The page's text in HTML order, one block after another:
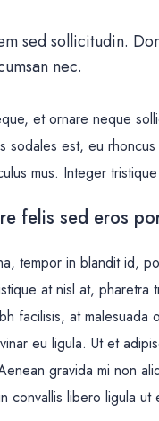
sed sollicitudin.
nec.
et ornare neque
sodales est, eu
mus. Integer
felis sed eros
tempor in blandit id,
at nisl at, pharetra
facilisis, at
eu ligula. Ut et
gravida mi non
convallis libero ligula ut